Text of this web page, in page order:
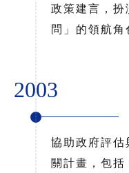
政策建言，扮
問」的領航角
2003
協助政府評估
關計畫，包